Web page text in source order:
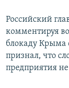
Российский
комментируя
блокаду Крыма
признал, что
предприятия не